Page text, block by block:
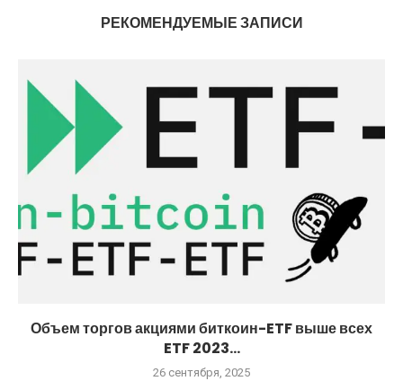
РЕКОМЕНДУЕМЫЕ ЗАПИСИ
Объем торгов акциями биткоин-ETF выше всех
ETF 2023...
26 сентября, 2025